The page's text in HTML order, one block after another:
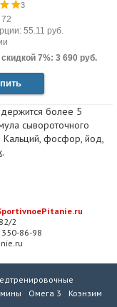
3
55.11 руб.
7%: 3 690 руб.
более 5
сывороточного
Кальций, фосфор, йод,
.
2
86-98
Омега 3
Коэнзим